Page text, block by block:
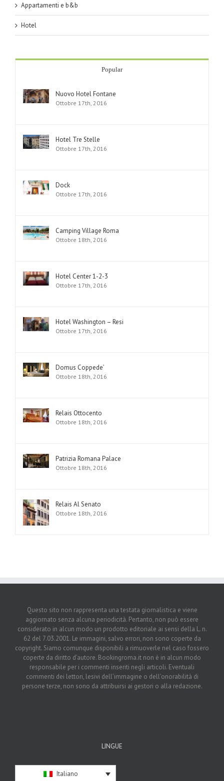
Appartamenti e b&b
Hotel
Popular
Nuovo Hotel Fontane
Ottobre 17th, 2016
Hotel Tre Stelle
Ottobre 17th, 2016
Dock
Ottobre 17th, 2016
Camping Village Roma
Ottobre 18th, 2016
Hotel Center 1-2-3
Ottobre 17th, 2016
Hotel Washington – Resi
Ottobre 17th, 2016
Domus Coppede’
Ottobre 18th, 2016
Relais Ottocento
Ottobre 18th, 2016
Patrizia Romana Palace
Ottobre 18th, 2016
Relais Al Senato
Ottobre 18th, 2016
Questo sito non rappresenta una testata giornalistica e viene
aggiornato senza alcuna periodicità. Pertanto, non può essere
considerato in alcun modo un prodotto editoriale ai sensi della L. n.
62 del 7.03.2001. Le immagini, salvo errori, non sono coperte da
copyright. Siamo comunque disponibili a rimuoverle nel caso fossero
coperte da diritto d’autore. Bookingroma.it non è in alcun modo
responsabile per i commenti inseriti negli articoli. Eventuali
commenti dei lettori, lesivi dell’immagine o dell’onorabilità di
persone terze, non sono da attribuirsi ai gestori o alla redazione.
LINGUE
Italiano